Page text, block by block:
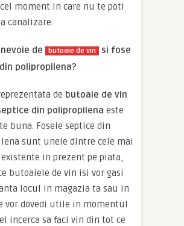
moment in care nu te poti
canalizare.
de butoaie de vin
si fose
polipropilena?
de butoaie de vin
din polipropilena este
buna. Fosele septice din
sunt unele dintre cele mai
in prezent pe piata,
butoaiele de vin isi vor gasi
locul in magazia ta sau in
vor dovedi utile in momentul
incerca sa faci vin din tot ce